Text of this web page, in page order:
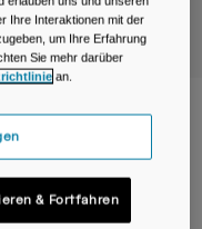
für Kinder
Ihre Interaktionen mit der
um Ihre Erfahrung
Sie mehr darüber
an.
& Fortfahren